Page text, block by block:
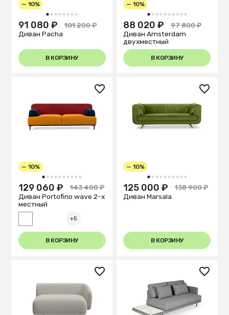
1 2 3 4 5 6 7 8
— 10%
91 080 ₽
101 200 ₽
Диван Pacha
В КОРЗИНУ
1 2 3 4 5 6 7 8 9 10
— 10%
88 020 ₽
97 800 ₽
Диван Amsterdam
двухместный
В КОРЗИНУ
1 2 3 4 5 6 7 8 9 10
— 10%
129 060 ₽
143 400 ₽
Диван Portofino wave 2-х
местный
+5
В КОРЗИНУ
1 2 3 4 5 6 7 8 9 10
— 10%
125 000 ₽
138 900 ₽
Диван Marsala
В КОРЗИНУ